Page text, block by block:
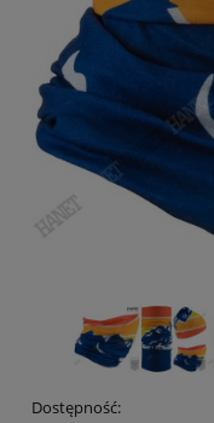
Dostępność: